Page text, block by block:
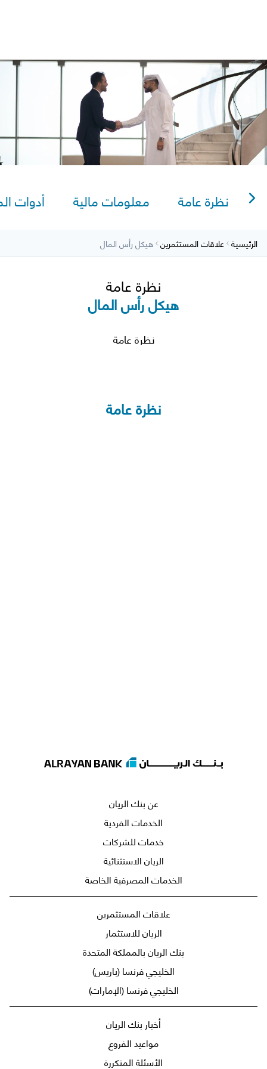
SavingVideo TutorialsAlRayan CorpNetAlRayan GoSitemap
هيكل رأس المال
نظرة عامة معلومات مالية أدوات
الرئيسية علاقات المستثمرين هيكل رأس المال
نظرة عامة
هيكل رأس المال
نظرة عامة
نظرة عامة
أخبار بنك الريان
مواعيد الفروع
الأسئلة المتكررة
علاقات المستثمرين
الريان للاستثمار
بنك الريان بالمملكة المتحدة
الخليجي فرنسا (باريس)
الخليجي فرنسا (الإمارات)
عن بنك الريان
الخدمات الفردية
خدمات للشركات
الريان الاستثنائية
الخدمات المصرفية الخاصة